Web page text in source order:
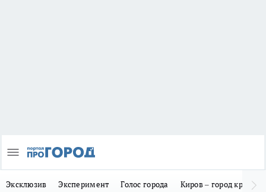
Эксклюзив Эксперимент Голос города Киров – город